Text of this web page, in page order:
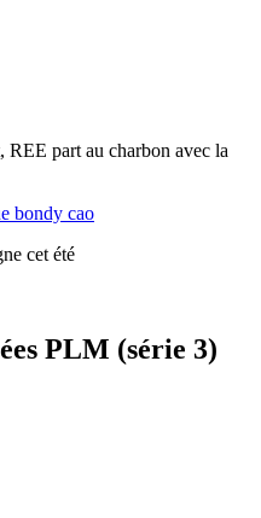
REE part au charbon avec la
cet été
PLM (série 3)